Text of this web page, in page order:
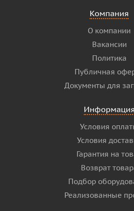
Компания
О компании
Вакансии
Политика
Публичная
Документы для
Информация
Условия
Условия
Гарантия на
Возврат
Подбор
Реализованные